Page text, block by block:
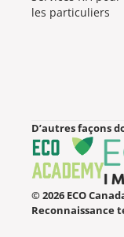
les particuliers
D’autres façons
© 2026 ECO
Reconnaissance